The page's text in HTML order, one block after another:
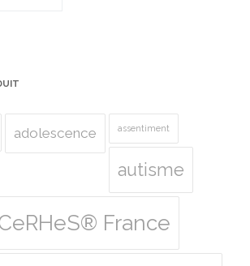
adolescence assentiment
autisme
France